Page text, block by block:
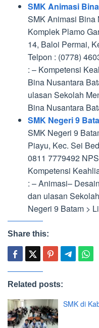
SMK Animasi
SMK Animasi Bina
Komplek Plamo
14, Baloi Permai,
Telpon : (0778)
: – Kompetensi
Bina Nusantara
ulasan Sekolah
Bina Nusantara
SMK Negeri 9
SMK Negeri 9
Piayu, Kec. Sei
0811 7779492
Kompetensi
: – Animasi–
dan ulasan
Negeri 9 Batam >
Share this:
Related posts:
SMK di